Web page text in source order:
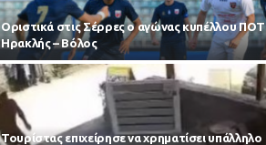
Οριστικά στις Σέρρες ο αγώνας κυπέλλου ΠΟΤ
Ηρακλής – Βόλος
Τουρίστας επιχείρησε να χρηματίσει υπάλληλο